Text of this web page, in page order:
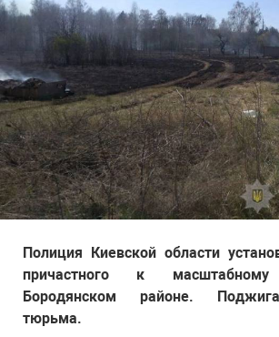
Полиция Киевской области
причастного к
Бородянском районе.
тюрьма.